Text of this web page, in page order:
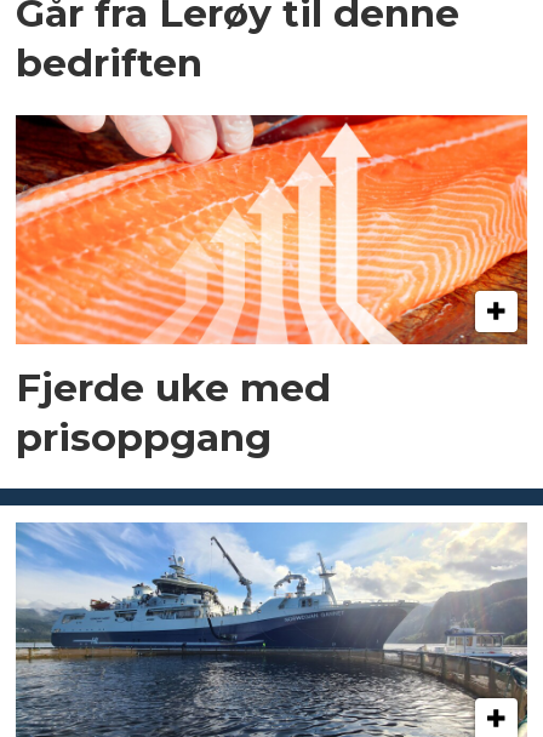
Går fra Lerøy til denne
bedriften
Fjerde uke med
prisoppgang